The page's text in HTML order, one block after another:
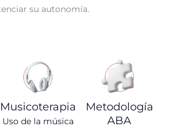
su autonomía.
Musicoterapia
Uso de la música
Metodología
ABA